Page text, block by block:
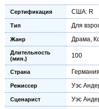
Сертификация США: R
Тип Для
Жанр Драма,
Длительность
(мин.)
100
Страна Германия
Режиссер Уэс
Сценарист Уэс